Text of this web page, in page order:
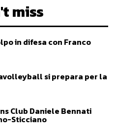
miss
in difesa con Franco
si prepara per la
Club Daniele Bennati
Sticciano